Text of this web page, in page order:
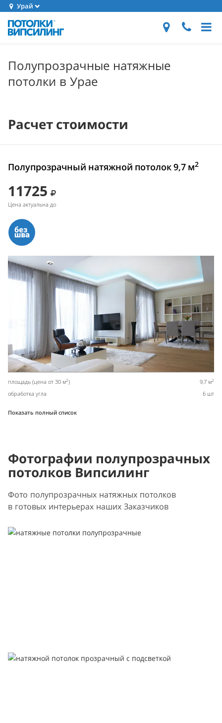
Урай
Полупрозрачные натяжные
потолки в Урае
Расчет стоимости
Полупрозрачный натяжной потолок 9,7 м2
11725
Цена актуальна до
площадь (цена от 30 м2) 9,7 м2
обработка угла 6 шт
Показать полный список
Фотографии полупрозрачных
потолков Випсилинг
Фото полупрозрачных натяжных потолков
в готовых интерьерах наших Заказчиков